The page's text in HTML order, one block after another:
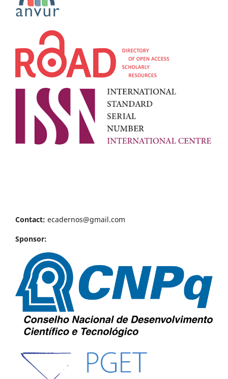
Contact: ecadernos@gmail.com
Sponsor: